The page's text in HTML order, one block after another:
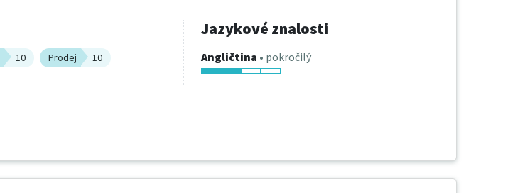
10 Prodej 10
Jazykové znalosti
Angličtina • pokročilý